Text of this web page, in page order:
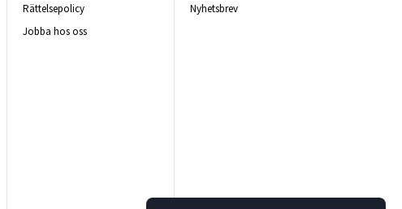
Rättelsepolicy
Jobba hos oss
Nyhetsbrev